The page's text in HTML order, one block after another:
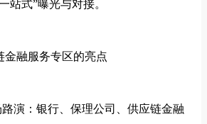
站式”曝光与对接。
金融服务专区的亮点
演：银行、保理公司、供应链金融